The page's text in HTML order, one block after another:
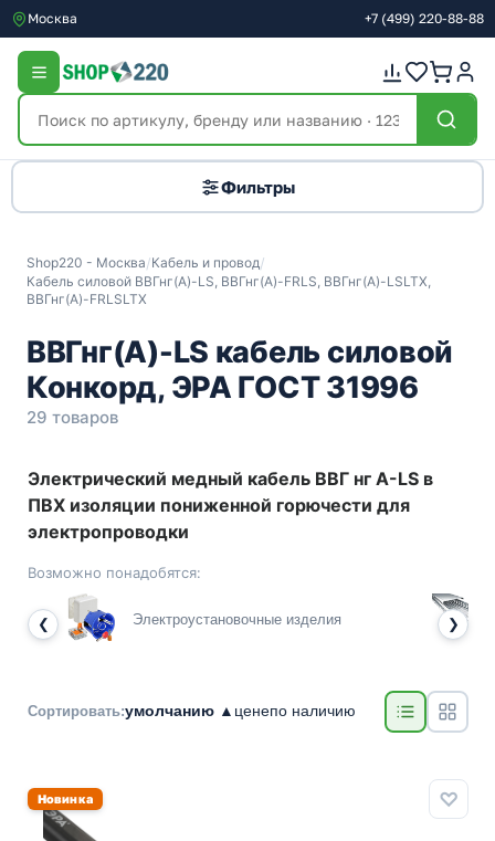
Москва +7 (499) 220-88-88
Фильтры
Shop220 - Москва/Кабель и провод/
Кабель силовой ВВГнг(А)-LS, ВВГнг(А)-FRLS, ВВГнг(А)-LSLTX,
ВВГнг(А)-FRLSLTX
ВВГнг(А)-LS кабель силовой
Конкорд, ЭРА ГОСТ 31996
29 товаров
Электрический медный кабель ВВГ нг А-LS в
ПВХ изоляции пониженной горючести для
электропроводки
Возможно понадобятся:
❮ Электроустановочные изделия ❯
Сортировать:умолчанию ▲ ценепо наличию
Новинка